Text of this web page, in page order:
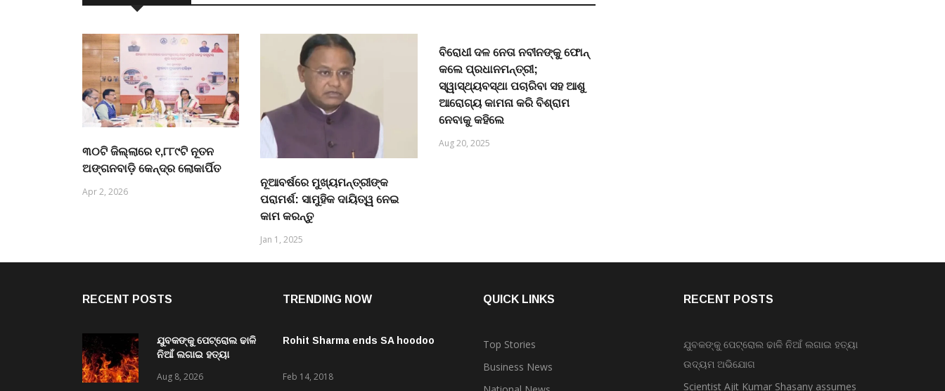
୩୦ଟି ଜିଲ୍ଲାରେ ୧,୮୮୯ଟି ନୂତନ
ଅଙ୍ଗନବାଡ଼ି କେନ୍ଦ୍ର ଲୋକାର୍ପିତ
Apr 2, 2026
ନୂଆବର୍ଷରେ ମୁଖ୍ୟମନ୍ତ୍ରୀଙ୍କ
ପରାମର୍ଶ: ସାମୁହିକ ଦାୟିତ୍ୱ ନେଇ
କାମ କରନ୍ତୁ
Jan 1, 2025
ବିରୋଧୀ ଦଳ ନେତା ନବୀନଙ୍କୁ ଫୋନ୍
କଲେ ପ୍ରଧାନମନ୍ତ୍ରୀ;
ସ୍ୱାସ୍ଥ୍ୟବସ୍ଥା ପଚାରିବା ସହ ଆଶୁ
ଆରୋଗ୍ୟ କାମନା କରି ବିଶ୍ରାମ
ନେବାକୁ କହିଲେ
Aug 20, 2025
RECENT POSTS
ଯୁବକଙ୍କୁ ପେଟ୍ରୋଲ ଢାଳି
ନିଆଁ ଲଗାଇ ହତ୍ୟା
Aug 8, 2026
TRENDING NOW
Rohit Sharma ends SA hoodoo
Feb 14, 2018
QUICK LINKS
Top Stories
Business News
RECENT POSTS
ଯୁବକଙ୍କୁ ପେଟ୍ରୋଲ ଢାଳି ନିଆଁ ଲଗାଇ ହତ୍ୟା
ଉଦ୍ୟମ ଅଭିଯୋଗ
Scientist Ajit Kumar Shasany assumes